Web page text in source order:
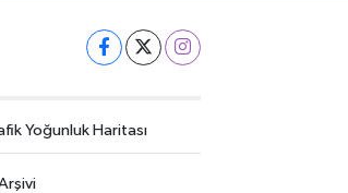
Yoğunluk Haritası